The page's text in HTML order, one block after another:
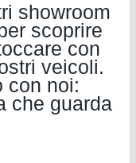
showroom
scoprire
con
veicoli.
con noi:
che guarda